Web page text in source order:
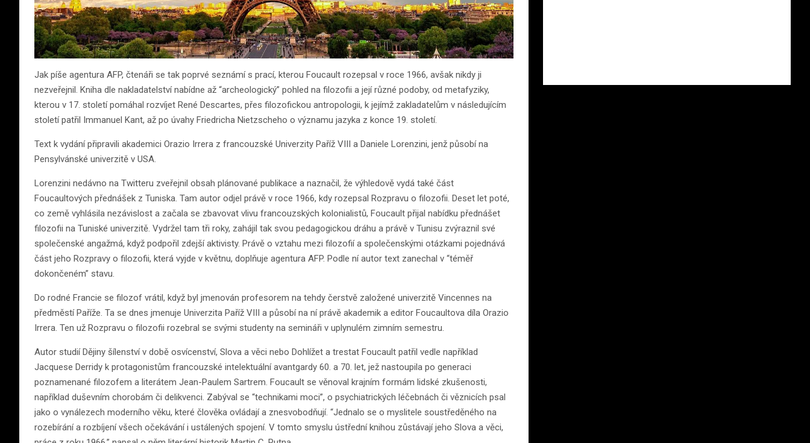
Jak píše agentura AFP, čtenáři se tak poprvé seznámí s prací, kterou Foucault rozepsal v roce 1966, avšak nikdy ji
nezveřejnil. Kniha dle nakladatelství nabídne až “archeologický” pohled na filozofii a její různé podoby, od metafyziky,
kterou v 17. století pomáhal rozvíjet René Descartes, přes filozofickou antropologii, k jejímž zakladatelům v následujícím
století patřil Immanuel Kant, až po úvahy Friedricha Nietzscheho o významu jazyka z konce 19. století.
Text k vydání připravili akademici Orazio Irrera z francouzské Univerzity Paříž VIII a Daniele Lorenzini, jenž působí na
Pensylvánské univerzitě v USA.
Lorenzini nedávno na Twitteru zveřejnil obsah plánované publikace a naznačil, že výhledově vydá také část
Foucaultových přednášek z Tuniska. Tam autor odjel právě v roce 1966, kdy rozepsal Rozpravu o filozofii. Deset let poté,
co země vyhlásila nezávislost a začala se zbavovat vlivu francouzských kolonialistů, Foucault přijal nabídku přednášet
filozofii na Tuniské univerzitě. Vydržel tam tři roky, zahájil tak svou pedagogickou dráhu a právě v Tunisu zvýraznil své
společenské angažmá, když podpořil zdejší aktivisty. Právě o vztahu mezi filozofií a společenskými otázkami pojednává
část jeho Rozpravy o filozofii, která vyjde v květnu, doplňuje agentura AFP. Podle ní autor text zanechal v “téměř
dokončeném” stavu.
Do rodné Francie se filozof vrátil, když byl jmenován profesorem na tehdy čerstvě založené univerzitě Vincennes na
předměstí Paříže. Ta se dnes jmenuje Univerzita Paříž VIII a působí na ní právě akademik a editor Foucaultova díla Orazio
Irrera. Ten už Rozpravu o filozofii rozebral se svými studenty na semináři v uplynulém zimním semestru.
Autor studií Dějiny šílenství v době osvícenství, Slova a věci nebo Dohlížet a trestat Foucault patřil vedle například
Jacquese Derridy k protagonistům francouzské intelektuální avantgardy 60. a 70. let, jež nastoupila po generaci
poznamenané filozofem a literátem Jean-Paulem Sartrem. Foucault se věnoval krajním formám lidské zkušenosti,
například duševním chorobám či delikvenci. Zabýval se “technikami moci”, o psychiatrických léčebnách či věznicích psal
jako o vynálezech moderního věku, které člověka ovládají a znesvobodňují. “Jednalo se o myslitele soustředěného na
rozebírání a rozbíjení všech očekávání i ustálených spojení. V tomto smyslu ústřední knihou zůstávají jeho Slova a věci,